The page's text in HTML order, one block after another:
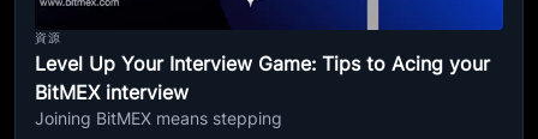
資源
Level Up Your Interview Game: Tips to Acing your
BitMEX interview
Joining BitMEX means stepping